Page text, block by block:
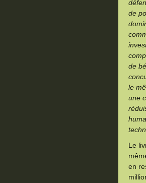
de
de
le
une
Le
en